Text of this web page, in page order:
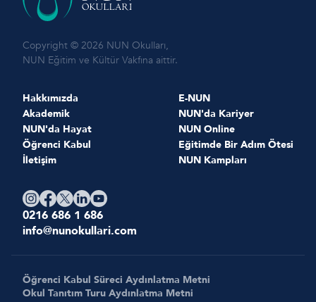
Copyright © 2026 NUN Okulları,
NUN Eğitim ve Kültür Vakfına aittir.
Hakkımızda
Akademik
NUN'da Hayat
Öğrenci Kabul
İletişim
E-NUN
NUN'da Kariyer
NUN Online
Eğitimde Bir Adım Ötesi
NUN Kampları
0216 686 1 686
info@nunokullari.com
Öğrenci Kabul Süreci Aydınlatma Metni
Okul Tanıtım Turu Aydınlatma Metni